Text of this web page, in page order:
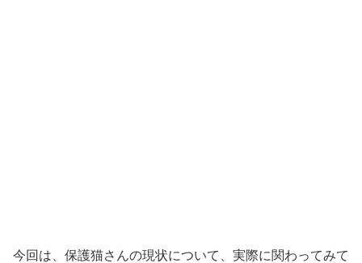
今回は、保護猫さんの現状について、実際に関わってみて